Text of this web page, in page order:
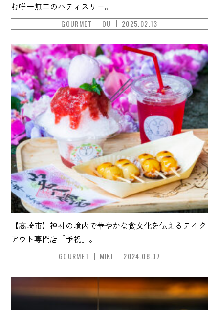
む唯一無二のパティスリー。
GOURMET OU 2025.02.13
【高崎市】神社の境内で華やかな食文化を伝えるテイク
アウト専門店「予祝」。
GOURMET MIKI 2024.08.07